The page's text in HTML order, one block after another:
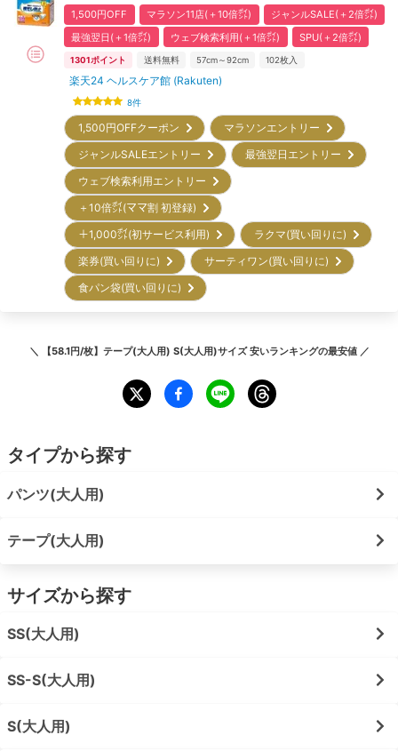
1,500円OFF マラソン11店(＋10倍㌽)
ジャンルSALE(＋2倍㌽)
最強翌日(＋1倍㌽)
ウェブ検索利用(＋1倍㌽) SPU(＋2倍㌽)
1301ポイント 送料無料 57cm～92cm 102枚入
楽天24 ヘルスケア館 (Rakuten)
8件
1,500円OFFクーポン
マラソンエントリー
ジャンルSALEエントリー
最強翌日エントリー
ウェブ検索利用エントリー
＋10倍㌽(ママ割 初登録)
＋1,000㌽(初サービス利用)
ラクマ(買い回りに)
楽券(買い回りに)
サーティワン(買い回りに)
食パン袋(買い回りに)
＼ 【58.1円/枚】テープ(大人用) S(大人用)サイズ 安いランキングの最安値 ／
タイプから探す
パンツ(大人用)
テープ(大人用)
サイズから探す
SS(大人用)
SS-S(大人用)
S(大人用)